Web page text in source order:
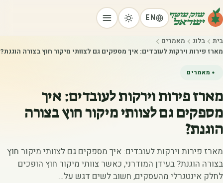
EN
בית בלוג
מאמרים
מארז פירות וירקות לעובדים: איך מספקים גם לצוותי מיקור חוץ בצורה הוגנת?
מאמרים
מארז פירות וירקות לעובדים: איך
מספקים גם לצוותי מיקור חוץ בצורה
הוגנת?
מארז פירות וירקות לעובדים: איך מספקים גם לצוותי מיקור חוץ
בצורה הוגנת? בעידן המודרני, כאשר צוותי מיקור חוץ הופכים
לחלק אינטגרלי מהעסקים, חשוב לשים דגש על…